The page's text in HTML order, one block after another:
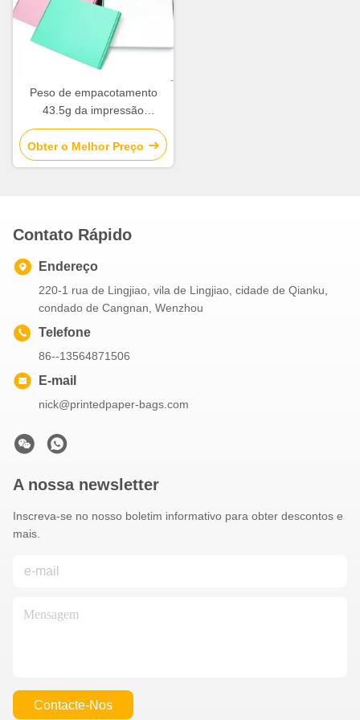
Peso de empacotamento
43.5g da impressão
deslocada da caixa 4c da
caixa da forma retangular
Obter o Melhor Preço
Contato Rápido
Endereço
220-1 rua de Lingjiao, vila de Lingjiao, cidade de Qianku,
condado de Cangnan, Wenzhou
Telefone
86--13564871506
E-mail
nick@printedpaper-bags.com
A nossa newsletter
Inscreva-se no nosso boletim informativo para obter descontos e
mais.
Contacte-Nos